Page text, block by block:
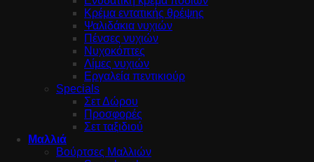
Κρέμα εντατικής θρέψης
Ψαλιδάκια νυχιών
Πένσες νυχιών
Νυχοκόπτες
Λίμες νυχιών
Εργαλεία πεντικιούρ
Specials
Σετ Δώρου
Προσφορές
Σετ ταξιδιού
Μαλλιά
Βούρτσες Μαλλιών